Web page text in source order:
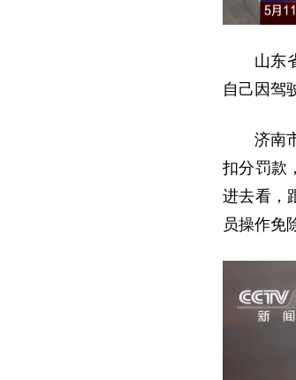
山东
自己因驾
济南
扣分罚款
进去看，
员操作免